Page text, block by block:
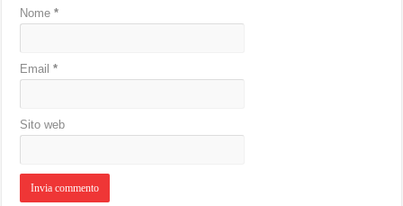
Nome*
Email*
Sito web